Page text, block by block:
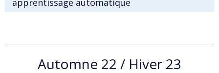
apprentissage automatique
Automne 22 / Hiver 23